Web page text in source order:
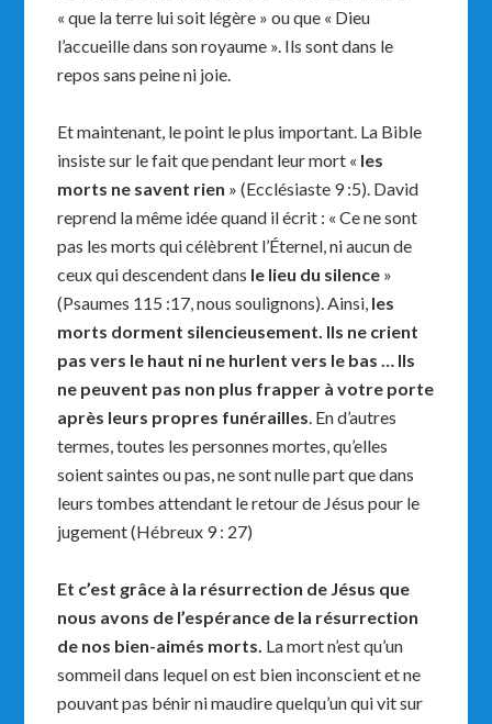
« que la terre lui soit légère » ou que « Dieu
l’accueille dans son royaume ». Ils sont dans le
repos sans peine ni joie.
Et maintenant, le point le plus important. La Bible
insiste sur le fait que pendant leur mort « les
morts ne savent rien » (Ecclésiaste 9 :5). David
reprend la même idée quand il écrit : « Ce ne sont
pas les morts qui célèbrent l’Éternel, ni aucun de
ceux qui descendent dans le lieu du silence »
(Psaumes 115 :17, nous soulignons). Ainsi, les
morts dorment silencieusement. Ils ne crient
pas vers le haut ni ne hurlent vers le bas … Ils
ne peuvent pas non plus frapper à votre porte
après leurs propres funérailles. En d’autres
termes, toutes les personnes mortes, qu’elles
soient saintes ou pas, ne sont nulle part que dans
leurs tombes attendant le retour de Jésus pour le
jugement (Hébreux 9 : 27)
Et c’est grâce à la résurrection de Jésus que
nous avons de l’espérance de la résurrection
de nos bien-aimés morts. La mort n’est qu’un
sommeil dans lequel on est bien inconscient et ne
pouvant pas bénir ni maudire quelqu’un qui vit sur